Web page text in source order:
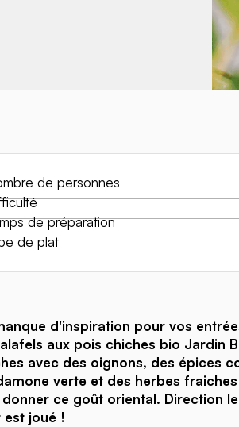
de personnes
de préparation
de plat
d'inspiration pour vos
aux pois chiches bio Jardin
avec des oignons, des épices
verte et des herbes
donner ce goût oriental. Direction
est joué !